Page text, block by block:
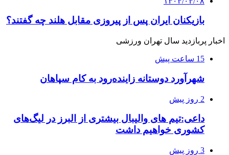
بازیکنان ایران پس از پیروزی مقابل هلند چه گفتند؟
اخبار پربازدید سال تهران ورزشی
15 ساعت پیش
شهرآورد دوستانه زاینده‌رود به کام سپاهان
2 روز پیش
داعی:تیم های والیبال بیشتری از البرز در لیگ‌های
کشوری خواهیم داشت
3 روز پیش